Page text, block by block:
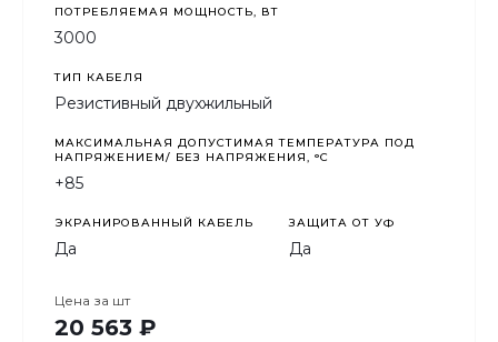
ПОТРЕБЛЯЕМАЯ МОЩНОСТЬ, ВТ
3000
ТИП КАБЕЛЯ
Резистивный двухжильный
МАКСИМАЛЬНАЯ ДОПУСТИМАЯ ТЕМПЕРАТУРА ПОД
НАПРЯЖЕНИЕМ/ БЕЗ НАПРЯЖЕНИЯ, °C
+85
ЭКРАНИРОВАННЫЙ КАБЕЛЬ
Да
ЗАЩИТА ОТ УФ
Да
Цена за шт
20 563 ₽